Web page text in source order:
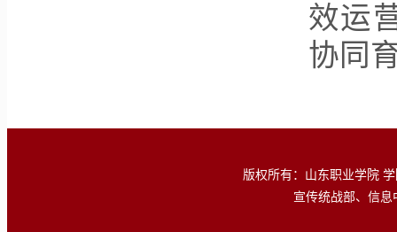
效运
协同
版权所有：山东职业学院
宣传统战部、信